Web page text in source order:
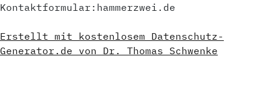
Kontaktformular:hammerzwei.de
Erstellt mit kostenlosem Datenschutz-
Generator.de von Dr. Thomas Schwenke